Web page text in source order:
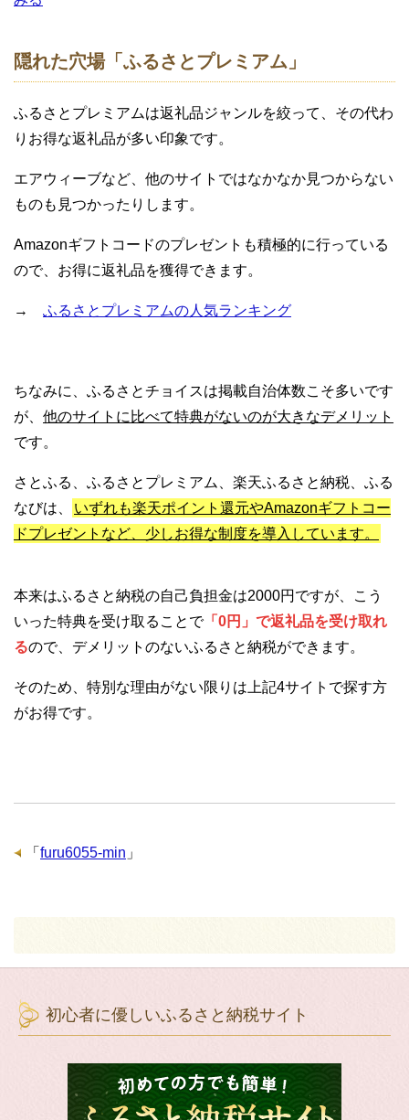
隠れた穴場「ふるさとプレミアム」
ふるさとプレミアムは返礼品ジャンルを絞って、その代わ
りお得な返礼品が多い印象です。
エアウィーブなど、他のサイトではなかなか見つからない
ものも見つかったりします。
Amazonギフトコードのプレゼントも積極的に行っている
ので、お得に返礼品を獲得できます。
→ ふるさとプレミアムの人気ランキング
ちなみに、ふるさとチョイスは掲載自治体数こそ多いです
が、 他のサイトに比べて特典がないのが大きなデメリット
です。
さとふる、ふるさとプレミアム、楽天ふるさと納税、ふる
なびは、
いずれも楽天ポイント還元やAmazonギフトコー
ドプレゼントなど、少しお得な制度を導入しています。
本来はふるさと納税の自己負担金は2000円ですが、こう
いった特典を受け取ることで「0円」で返礼品を受け取れ
るので、デメリットのないふるさと納税ができます。
そのため、特別な理由がない限りは上記4サイトで探す方
がお得です。
「 furu6055-min 」
初心者に優しいふるさと納税サイト